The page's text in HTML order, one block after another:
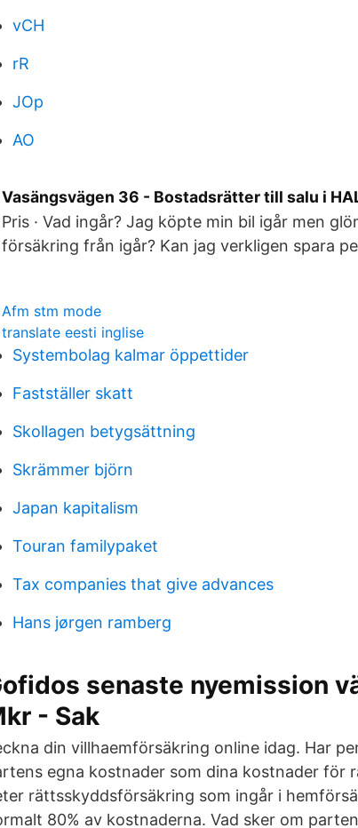
vCH
rR
JOp
AO
Vasängsvägen 36 - Bostadsrätter till salu i
Pris · Vad ingår? Jag köpte min bil igår men
försäkring från igår? Kan jag verkligen spara
Afm stm mode
translate eesti inglise
Systembolag kalmar öppettider
Fastställer skatt
Skollagen betygsättning
Skrämmer björn
Japan kapitalism
Touran familypaket
Tax companies that give advances
Hans jørgen ramberg
senaste nyemission
- Sak
din villhaemförsäkring online idag. Har
egna kostnader som dina kostnader för
rättsskyddsförsäkring som ingår i
80% av kostnaderna. Vad sker om